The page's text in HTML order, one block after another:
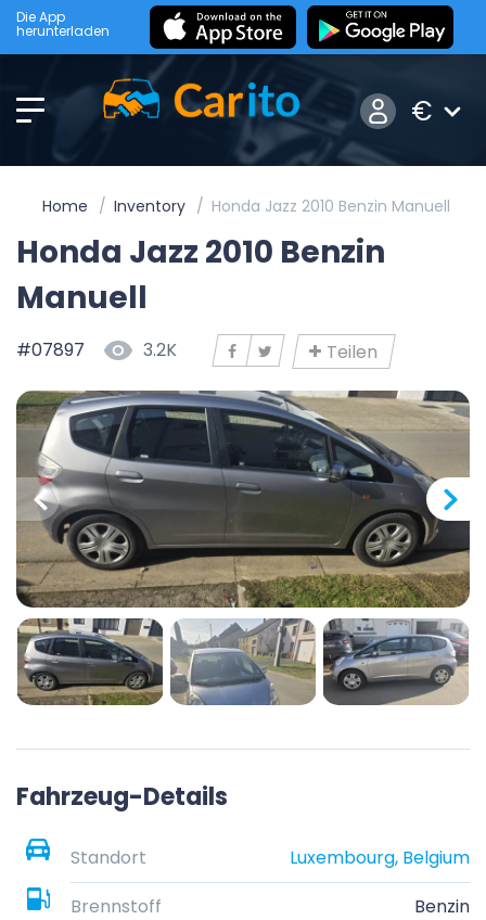
Die App
herunterladen
€
Home Inventory Honda Jazz 2010 Benzin Manuell
Honda Jazz 2010 Benzin
Manuell
#07897 3.2K Teilen
Fahrzeug-Details
Standort
Luxembourg, Belgium
Brennstoff
Benzin